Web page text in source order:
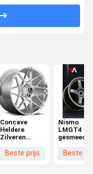
Concave
Heldere
Zilveren
Gesmede
Beste prijs
Nismo
LMGT4
gesmeed
voor
Beste